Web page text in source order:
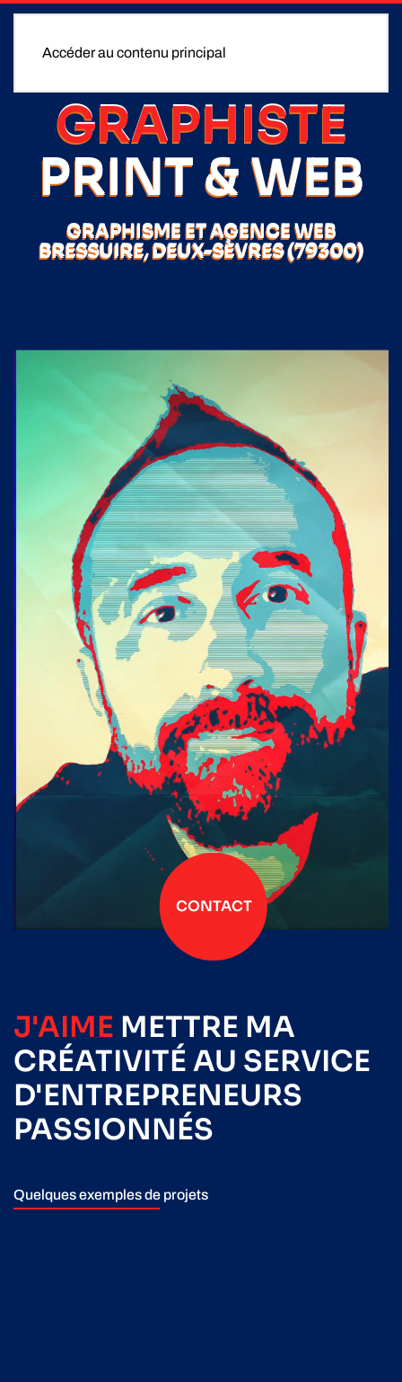
Accéder au contenu principal
GRAPHISTE
PRINT & WEB
GRAPHISME ET AGENCE WEB
BRESSUIRE, DEUX-SÈVRES (79300)
CONTACT
J'AIME METTRE MA
CRÉATIVITÉ AU SERVICE
D'ENTREPRENEURS
PASSIONNÉS
Quelques exemples de projets